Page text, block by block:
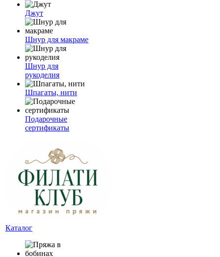
Джут
Шнур для макраме
Шнур для
рукоделия
Шпагаты, нити
Подарочные
сертификаты
Каталог